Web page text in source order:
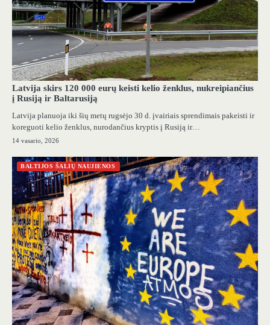
Latvija skirs 120 000 eurų keisti kelio ženklus, nukreipiančius
į Rusiją ir Baltarusiją
Latvija planuoja iki šių metų rugsėjo 30 d. įvairiais sprendimais pakeisti ir
koreguoti kelio ženklus, nurodančius kryptis į Rusiją ir…
14 vasario, 2026
BALTIJOS ŠALIŲ NAUJIENOS